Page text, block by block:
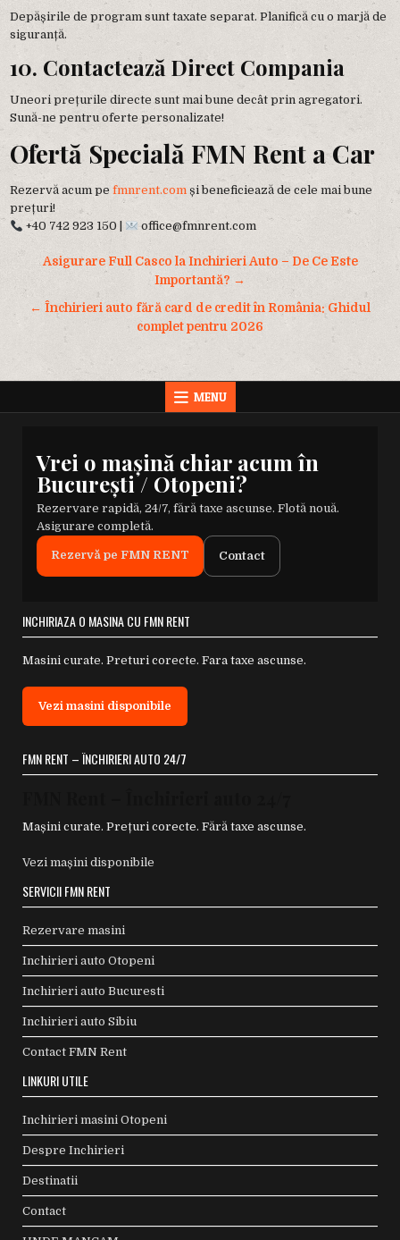
Depășirile de program sunt taxate separat. Planifică cu o marjă de
siguranță.
10. Contactează Direct Compania
Uneori prețurile directe sunt mai bune decât prin agregatori.
Sună-ne pentru oferte personalizate!
Ofertă Specială FMN Rent a Car
Rezervă acum pefmnrent.com și beneficiează de cele mai bune
prețuri!
+40 742 923 150 |
office@fmnrent.com
Navigare
în
articole
Asigurare Full Casco la Inchirieri Auto – De Ce Este
Importantă? →
← Închirieri auto fără card de credit în România: Ghidul
complet pentru 2026
MENU
Vrei o mașină chiar acum în
București / Otopeni?
Rezervare rapidă, 24/7, fără taxe ascunse. Flotă nouă.
Asigurare completă.
Rezervă pe FMN RENT Contact
INCHIRIAZA O MASINA CU FMN RENT
Masini curate. Preturi corecte. Fara taxe ascunse.
Vezi masini disponibile
FMN RENT – ÎNCHIRIERI AUTO 24/7
Mașini curate. Prețuri corecte. Fără taxe ascunse.
Vezi mașini disponibile
SERVICII FMN RENT
Rezervare masini
Inchirieri auto Otopeni
Inchirieri auto Bucuresti
Inchirieri auto Sibiu
Contact FMN Rent
LINKURI UTILE
Inchirieri masini Otopeni
Despre Inchirieri
Destinatii
Contact